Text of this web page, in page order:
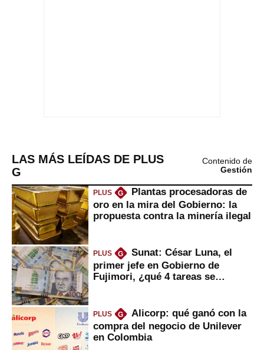
LAS MÁS LEÍDAS DE PLUS
G
Contenido de
Gestión
PLUS G
Plantas procesadoras de
oro en la mira del Gobierno: la
propuesta contra la minería ilegal
PLUS G
Sunat: César Luna, el
primer jefe en Gobierno de
Fujimori, ¿qué 4 tareas se
PLUS G
Alicorp: qué ganó con la
compra del negocio de Unilever
en Colombia